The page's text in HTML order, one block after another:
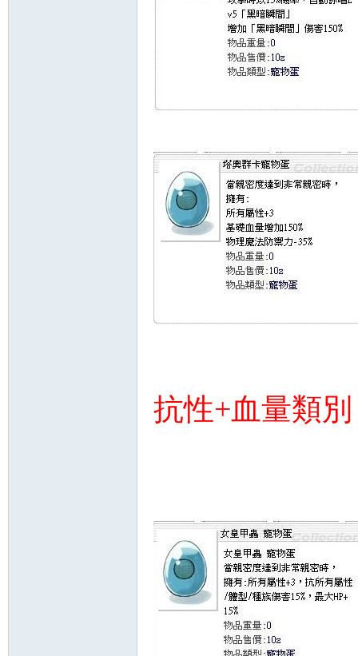
抗性+血量類別